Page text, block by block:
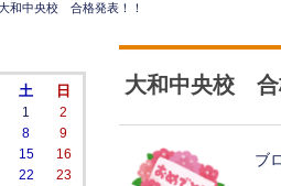
和中央校 合格発表！！
大和中央校 合
ブ
土 日
1
2
8
9
15
16
22
23